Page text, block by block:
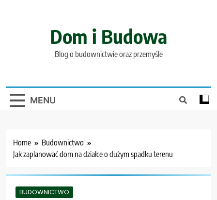
Dom i Budowa
Blog o budownictwie oraz przemyśle
MENU
Home
Budownictwo
Jak zaplanować dom na działce o dużym spadku terenu
BUDOWNICTWO